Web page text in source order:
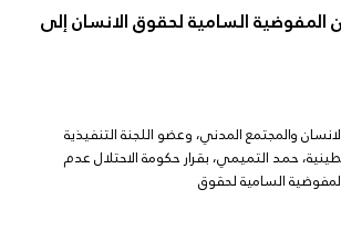
السامية لحقوق الانسان إلى
والمجتمع المدني، وعضو اللجنة التنفيذية
حمد التميمي، بقرار حكومة الاحتلال عدم
السامية لحقوق